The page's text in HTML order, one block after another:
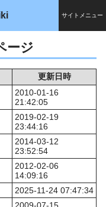
サイトメニュー
ージ
更新日時
2010-01-16
21:42:05
2019-02-19
23:44:16
2014-03-12
23:52:54
2012-02-06
14:09:16
2025-11-24 07:47:34